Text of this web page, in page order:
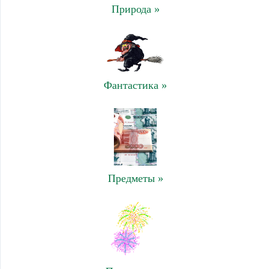
Природа »
Фантастика »
Предметы »